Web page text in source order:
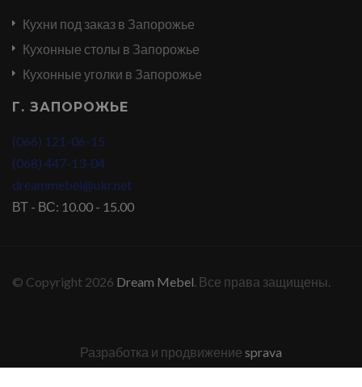
Кухни под заказ в Запорожье
Кухонные столы в Запорожье
Кухонные уголки в Запорожье
Г. ЗАПОРОЖЬЕ
(066) 121-06-15
(068) 447-13-04
dreammebel@ukr.net
ВТ - ВС: 10.00 - 15.00
© Copyright 2026 Dream Mebel. Все права защищены.
Разработка и продвижение sprava